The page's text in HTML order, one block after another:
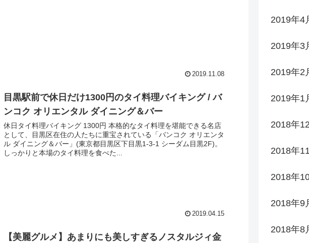
2019.11.08
目黒駅前で休日だけ1300円のタイ料理バイキング / バ
ンコク オリエンタル ダイニング＆バー
休日タイ料理バイキング 1300円 本格的なタイ料理を堪能できる名店
として、目黒区在住の人たちに重宝されている「バンコク オリエンタ
ル ダイニング＆バー」(東京都目黒区下目黒1-3-1 シーダム目黒2F)。
しっかりと本場のタイ料理を食べた...
2019.04.15
【美麗グルメ】あまりにも美しすぎるノスタルジィ金
2019年4
2019年3
2019年2
2019年1
2018年
2018年
2018年
2018年9
2018年8